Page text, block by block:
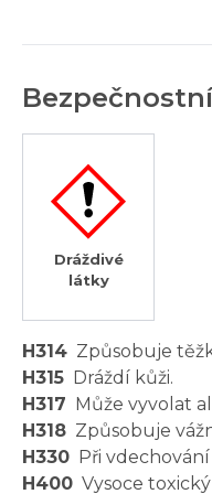
Dráždivé
látky
H314 Způsobuje
H315 Dráždí kůži.
H317 Může vyvolat
H318 Způsobuje
H330 Při
H400 Vysoce